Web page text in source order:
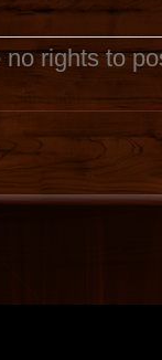
no rights to